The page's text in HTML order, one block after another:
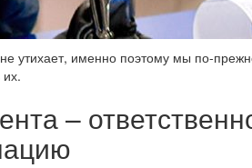
утихает, именно поэтому мы по-
–